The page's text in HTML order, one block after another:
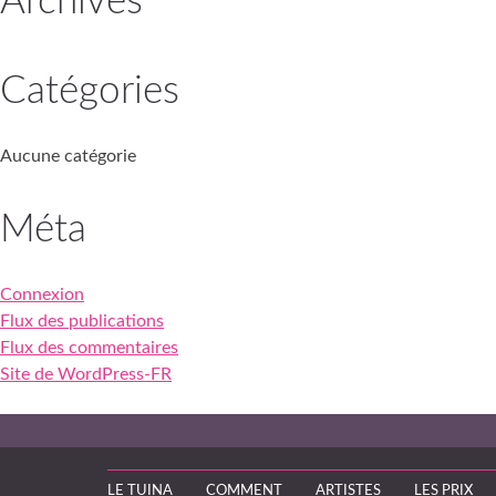
Catégories
Aucune catégorie
Méta
Connexion
Flux des publications
Flux des commentaires
Site de WordPress-FR
LE TUINA COMMENT ARTISTES LES PRIX